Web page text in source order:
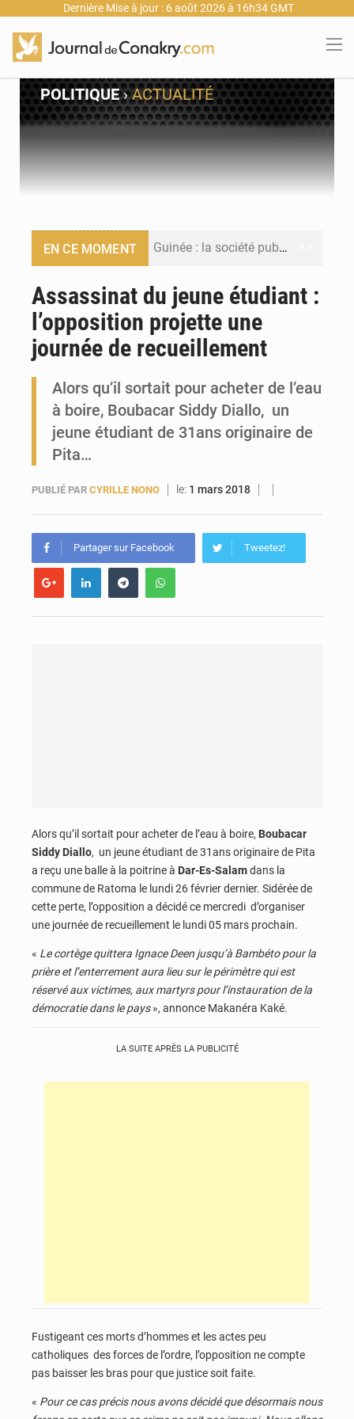
Dernière Mise à jour : 6 août 2026 à 16h34 GMT
POLITIQUE›ACTUALITÉ
EN CE MOMENT Guinée : la société publique Nimba Mining Company signe sa première convention minière
Forces Vives en Guinée : la coalition critique la gestion de Mamadi Doumbouya
Assassinat du jeune étudiant :
l’opposition projette une
journée de recueillement
Alors qu’il sortait pour acheter de l’eau
à boire, Boubacar Siddy Diallo, un
jeune étudiant de 31ans originaire de
Pita…
PUBLIÉ PAR CYRILLE NONO le: 1 mars 2018
Partager sur Facebook Tweetez!
Alors qu’il sortait pour acheter de l’eau à boire, Boubacar
Siddy Diallo, un jeune étudiant de 31ans originaire de Pita
a reçu une balle à la poitrine à Dar-Es-Salamdans la
commune de Ratoma le lundi 26 février dernier. Sidérée de
cette perte, l’opposition a décidé ce mercredi d’organiser
une journée de recueillement le lundi 05 mars prochain.
« Le cortège quittera Ignace Deen jusqu’à Bambéto pour la
prière et l’enterrement aura lieu sur le périmètre qui est
réservé aux victimes, aux martyrs pour l’instauration de la
démocratie dans le pays», annonce Makanéra Kaké.
LA SUITE APRÈS LA PUBLICITÉ
Fustigeant ces morts d’hommes et les actes peu
catholiques des forces de l’ordre, l’opposition ne compte
pas baisser les bras pour que justice soit faite.
« Pour ce cas précis nous avons décidé que désormais nous